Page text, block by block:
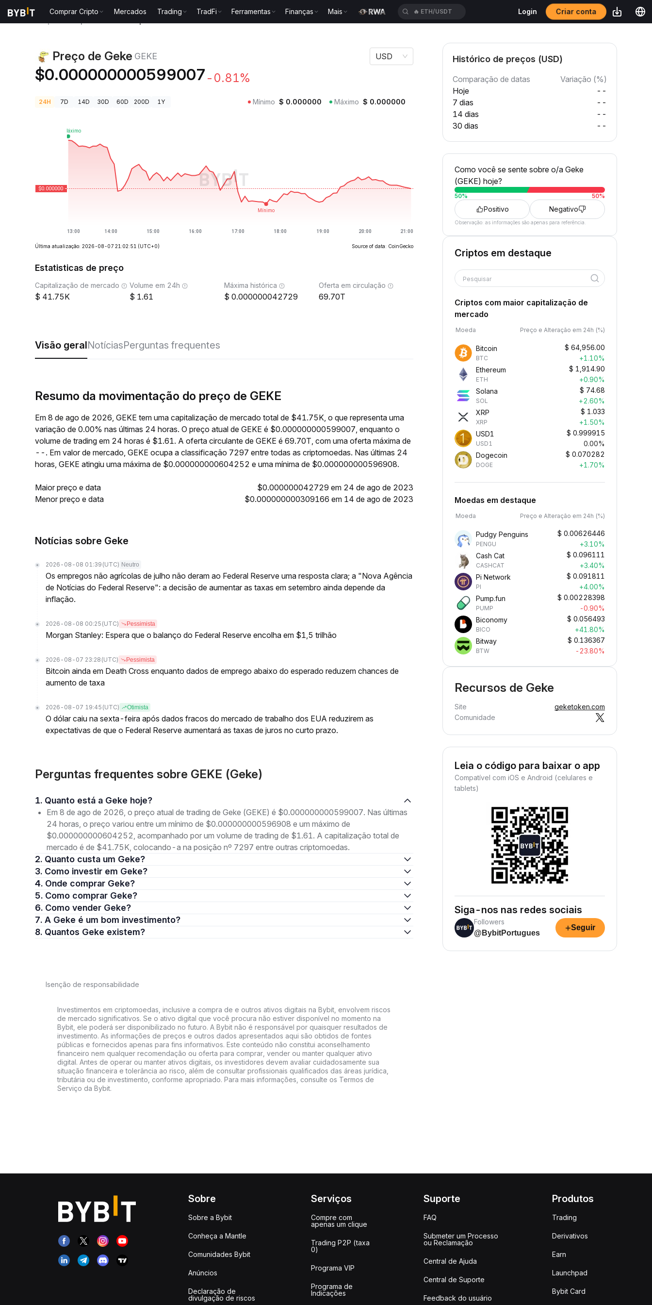
Comprar Cripto Mercados Trading TradFi Ferramentas Finanças Mais 🔥 BICOUSDT Login Criar conta
Preço de Geke GEKE
$0.000000000599007 -0.81%
USD
24H 7D 14D 30D 60D 200D 1Y Mínimo $ 0.000000 Máximo $ 0.000000
Última atualização: 2026-08-07 21:02:51 (UTC+0) Source of data: CoinGecko
Estatisticas de preço
Capitalização de mercado
41.75K
Volume em 24h
1.61
Máxima histórica
0.000000042729
Oferta em circulação
69.70T
Visão geralNotíciasPerguntas frequentes
Resumo da movimentação do preço de GEKE
Em 8 de ago de 2026, GEKE tem uma capitalização de mercado total de $41.75K, o que representa uma
variação de 0.00% nas últimas 24 horas. O preço atual de GEKE é $0.000000000599007, enquanto o
volume de trading em 24 horas é $1.61. A oferta circulante de GEKE é 69.70T, com uma oferta máxima de
--. Em valor de mercado, GEKE ocupa a classificação 7297 entre todas as criptomoedas. Nas últimas 24
horas, GEKE atingiu uma máxima de $0.000000000604252 e uma mínima de $0.000000000596908.
Maior preço e data
$0.000000042729 em 24 de ago de 2023
Menor preço e data
$0.000000000309166 em 14 de ago de 2023
Notícias sobre Geke
2026-08-08 01:39 (UTC) Neutro
Os empregos não agrícolas de julho não deram ao Federal Reserve uma resposta clara; a "Nova Agência
de Notícias do Federal Reserve": a decisão de aumentar as taxas em setembro ainda depende da
inflação.
2026-08-08 00:25 (UTC) Pessimista
Morgan Stanley: Espera que o balanço do Federal Reserve encolha em $1,5 trilhão
2026-08-07 23:28 (UTC) Pessimista
Bitcoin ainda em Death Cross enquanto dados de emprego abaixo do esperado reduzem chances de
aumento de taxa
2026-08-07 19:45 (UTC) Otimista
O dólar caiu na sexta-feira após dados fracos do mercado de trabalho dos EUA reduzirem as
expectativas de que o Federal Reserve aumentará as taxas de juros no curto prazo.
Perguntas frequentes sobre GEKE (Geke)
1. Quanto está a Geke hoje?
Em 8 de ago de 2026, o preço atual de trading de Geke (GEKE) é $0.000000000599007. Nas últimas
24 horas, o preço variou entre um mínimo de $0.000000000596908 e um máximo de
$0.000000000604252, acompanhado por um volume de trading de $1.61. A capitalização total de
mercado é de $41.75K, colocando-a na posição nº 7297 entre outras criptomoedas.
2. Quanto custa um Geke?
3. Como investir em Geke?
4. Onde comprar Geke?
5. Como comprar Geke?
6. Como vender Geke?
7. A Geke é um bom investimento?
8. Quantos Geke existem?
Isenção de responsabilidade
Investimentos em criptomoedas, inclusive a compra de e outros ativos digitais na Bybit, envolvem riscos
de mercado significativos. Se o ativo digital que você procura não estiver disponível no momento na
Bybit, ele poderá ser disponibilizado no futuro. A Bybit não é responsável por quaisquer resultados de
investimento. As informações de preços e outros dados apresentados aqui são obtidos de fontes
públicas e fornecidos apenas para fins informativos. Este conteúdo não constitui aconselhamento
financeiro nem qualquer recomendação ou oferta para comprar, vender ou manter qualquer ativo
digital. Antes de operar ou manter ativos digitais, os investidores devem avaliar cuidadosamente sua
situação financeira e tolerância ao risco, além de consultar profissionais qualificados das áreas jurídica,
tributária ou de investimento, conforme apropriado. Para mais informações, consulte os Termos de
Serviço da Bybit.
Histórico de preços (USD)
Comparação de datas
Variação (%)
Hoje
--
7 dias
--
14 dias
--
30 dias
--
Como você se sente sobre o/a Geke
(GEKE) hoje?
50% 50%
Positivo Negativo
Observação: as informações são apenas para referência.
Criptos em destaque
Pesquisar
Criptos com maior capitalização de
mercado
Moeda Preço e Alteração em 24h (%)
Bitcoin
BTC
$ 64,956.00
+1.10%
Ethereum
ETH
$ 1,914.90
+0.90%
Solana
SOL
$ 74.68
+2.60%
XRP
XRP
$ 1.033
+1.50%
USD1
USD1
$ 0.999915
0.00%
Dogecoin
DOGE
$ 0.070282
+1.70%
Moedas em destaque
Moeda Preço e Alteração em 24h (%)
Pudgy Penguins
PENGU
$ 0.00626446
+3.10%
Cash Cat
CASHCAT
$ 0.096111
+3.40%
Pi Network
PI
$ 0.091811
+4.00%
Pump.fun
PUMP
$ 0.00228398
-0.90%
Biconomy
BICO
$ 0.056493
+41.80%
Bitway
BTW
$ 0.136367
-23.80%
Recursos de Geke
Site
geketoken.com
Comunidade
Leia o código para baixar o app
Compatível com iOS e Android (celulares e
tablets)
Siga-nos nas redes sociais
Followers
@BybitPortugues
+Seguir
Sobre
Sobre a Bybit
Conheça a Mantle
Comunidades Bybit
Anúncios
Declaração de
divulgação de riscos
Serviços
Compre com
apenas um clique
Trading P2P (taxa
0)
Programa VIP
Programa de
Indicações
Suporte
FAQ
Submeter um Processo
ou Reclamação
Central de Ajuda
Central de Suporte
Feedback do usuário
Produtos
Trading
Derivativos
Earn
Launchpad
Bybit Card